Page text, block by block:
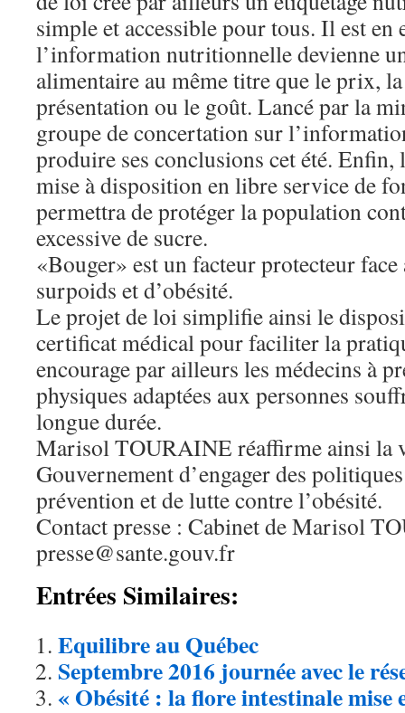
simple et accessible pour tous. Il est en
l’information nutritionnelle devienne
alimentaire au même titre que le prix,
présentation ou le goût. Lancé par la
groupe de concertation sur
produire ses conclusions cet été.
mise à disposition en libre service de
permettra de protéger la population
excessive de sucre.
«Bouger» est un facteur protecteur
surpoids et d’obésité.
Le projet de loi simplifie ainsi le
certificat médical pour faciliter la
encourage par ailleurs les médecins à
physiques adaptées aux personnes
longue durée.
Marisol TOURAINE réaffirme ainsi la
Gouvernement d’engager des
prévention et de lutte contre l’obésité.
Contact presse : Cabinet de Marisol
presse@sante.gouv.fr
Entrées Similaires:
Equilibre au Québec
Septembre 2016 journée avec le
« Obésité : la flore intestinale mise